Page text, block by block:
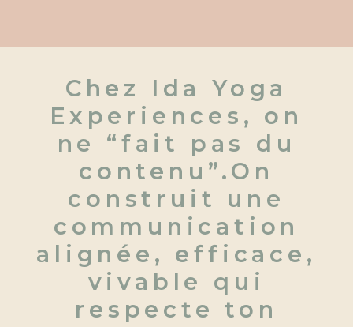
Chez Ida Yoga
Experiences, on
ne “fait pas du
contenu”.On
construit une
communication
alignée, efficace,
vivable
qui
respecte ton